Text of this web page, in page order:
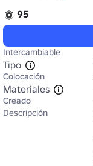
95
Intercambiable
Tipo
Colocación
Materiales
Creado
Descripción